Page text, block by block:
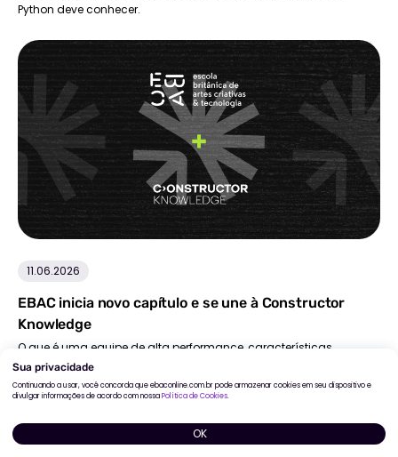
Python deve conhecer.
11.06.2026
EBAC inicia novo capítulo e se une à Constructor
Knowledge
O que é uma equipe de alta performance, características.
Benefícios de um time com alta performance para empresas.
Como criar uma equipe de alta performance. Estratégias para
manter o alto desempenho de uma equipe.